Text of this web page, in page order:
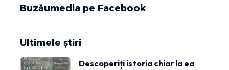
Buzăumedia pe Facebook
Ultimele știri
Descoperiți istoria chiar la ea